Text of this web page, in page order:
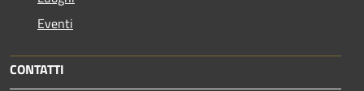
Eventi
CONTATTI